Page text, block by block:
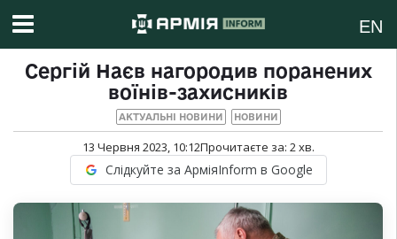
EN
Сергій Наєв нагородив поранених
воїнів-захисників
АКТУАЛЬНІ НОВИНИ НОВИНИ
13 Червня 2023, 10:12Прочитаєте за: 2хв.
Слідкуйте за АрміяInform в Google